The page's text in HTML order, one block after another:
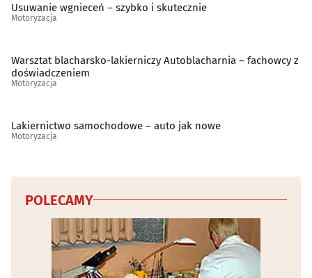
Usuwanie wgnieceń – szybko i skutecznie
Motoryzacja
Warsztat blacharsko-lakierniczy Autoblacharnia – fachowcy z
doświadczeniem
Motoryzacja
Lakiernictwo samochodowe – auto jak nowe
Motoryzacja
POLECAMY